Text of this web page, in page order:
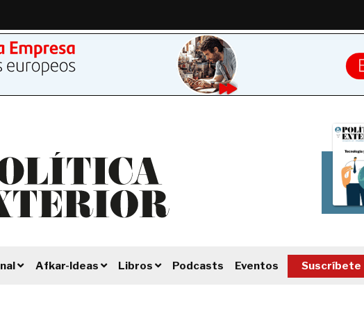
Afkar-Ideas Libros Podcasts Eventos Suscríbete